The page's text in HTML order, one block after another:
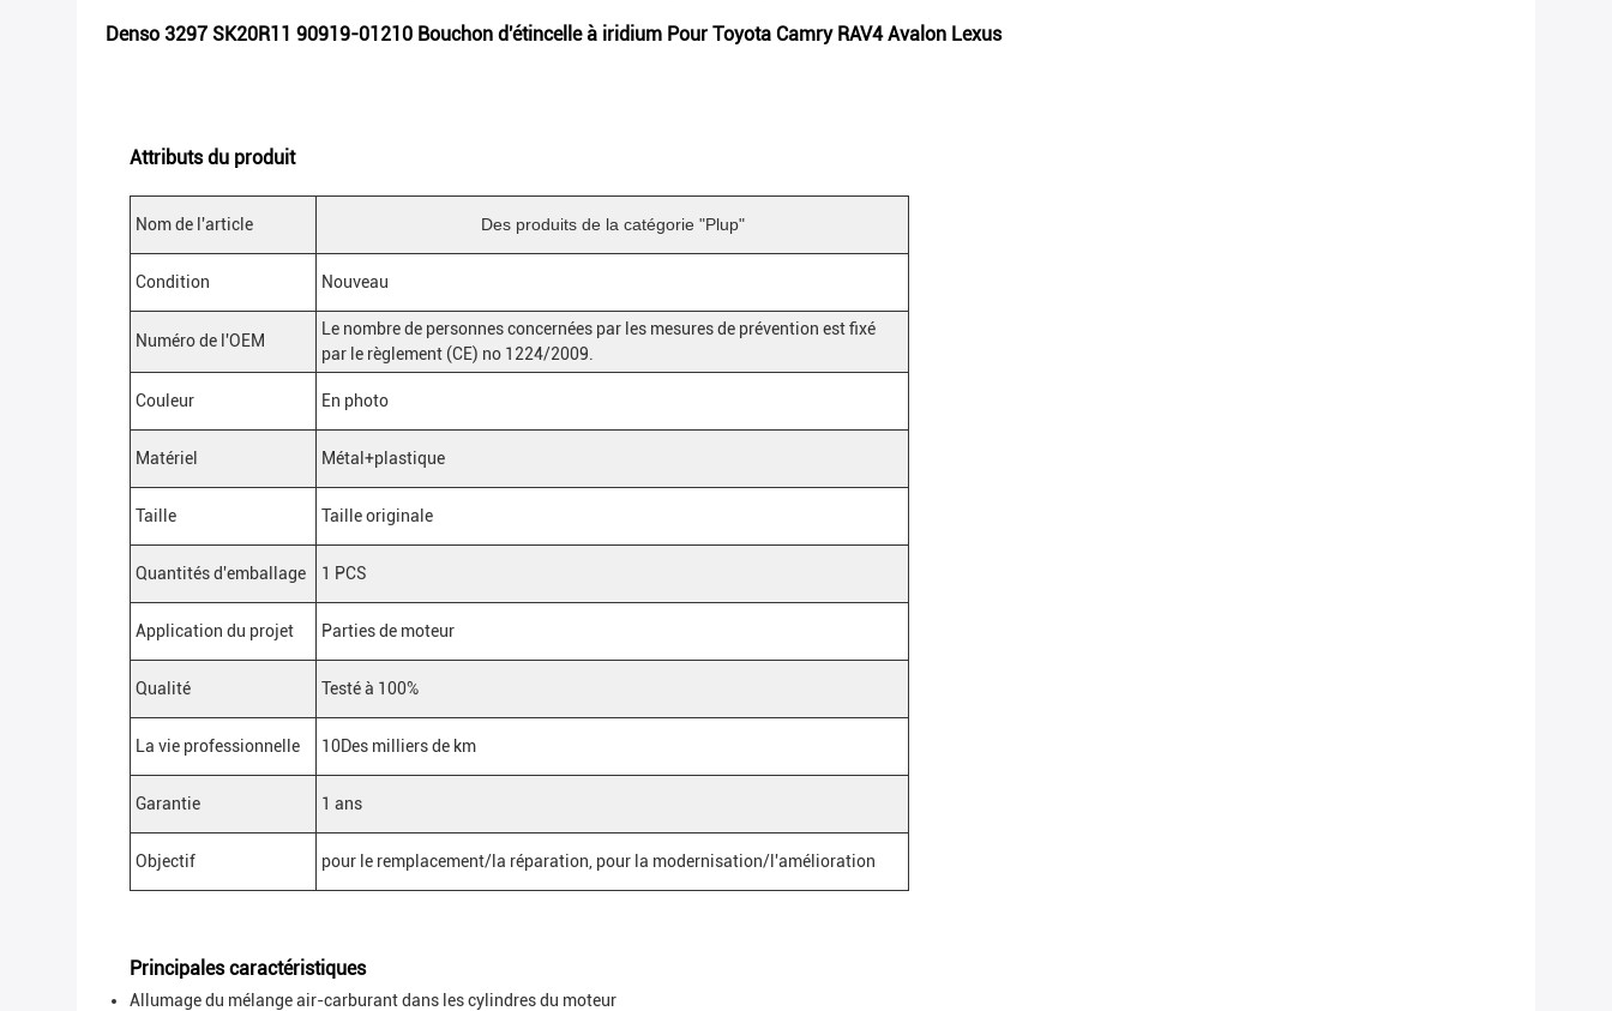
Denso 3297 SK20R11 90919-01210 Bouchon d'étincelle à iridium Pour Toyota Camry RAV4 Avalon Lexus
Attributs du produit
Nom de l'article Des produits de la catégorie "Plup"
Condition Nouveau
Numéro de l'OEM
Le nombre de personnes concernées par les mesures de prévention est fixé
par le règlement (CE) no 1224/2009.
Couleur En photo
Matériel Métal+plastique
Taille Taille originale
Quantités d'emballage 1 PCS
Application du projet Parties de moteur
Qualité Testé à 100%
La vie professionnelle 10Des milliers de km
Garantie 1 ans
Objectif pour le remplacement/la réparation, pour la modernisation/l'amélioration
Principales caractéristiques
Allumage du mélange air-carburant dans les cylindres du moteur